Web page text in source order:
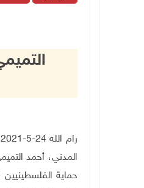
المدني، أحمد